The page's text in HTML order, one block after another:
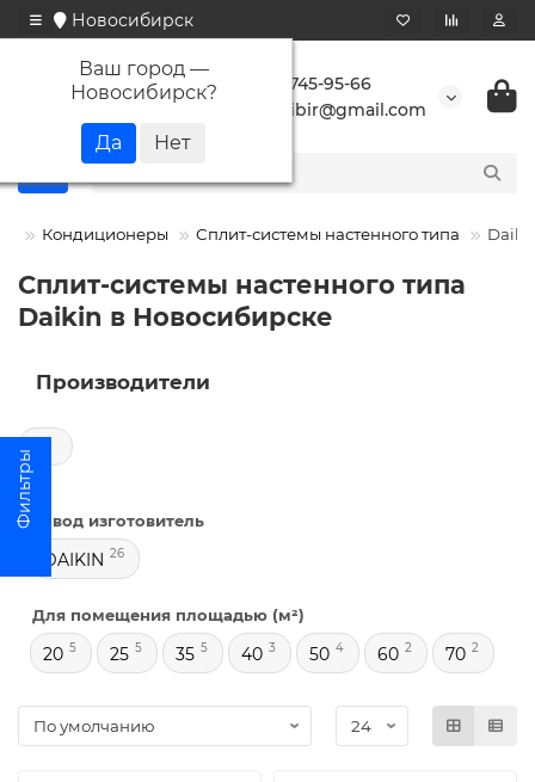
Новосибирск
Ваш город —
Новосибирск?
+7 923 745-95-66
buransibir@gmail.com
Кондиционеры Сплит-системы настенного типа
Сплит-системы настенного типа
Daikin в Новосибирске
Производители
Завод изготовитель
DAIKIN 26
Для помещения площадью (м²)
20 5 25 5 35 5 40 3 50 4 60 2 70 2